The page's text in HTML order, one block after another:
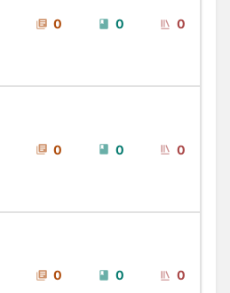
0 0 0
0 0 0
0 0 0